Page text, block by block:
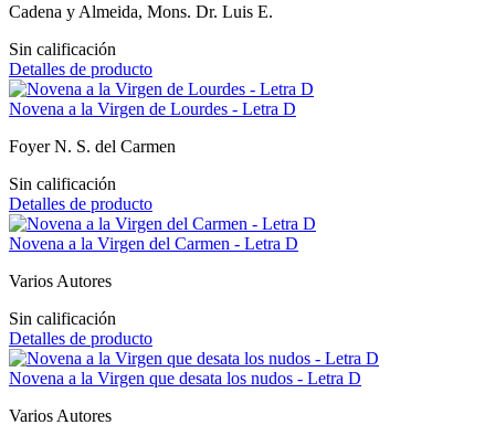
Cadena y Almeida, Mons. Dr. Luis E.
Sin calificación
Detalles de producto
Novena a la Virgen de Lourdes - Letra D
Foyer N. S. del Carmen
Sin calificación
Detalles de producto
Novena a la Virgen del Carmen - Letra D
Varios Autores
Sin calificación
Detalles de producto
Novena a la Virgen que desata los nudos - Letra D
Varios Autores